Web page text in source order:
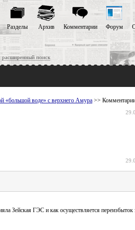
расширенный поиск
Разделы Архив Комментарии Форум
«большой воде» с верхнего Амура >>
Зейская ГЭС и как осуществляется переизбыток